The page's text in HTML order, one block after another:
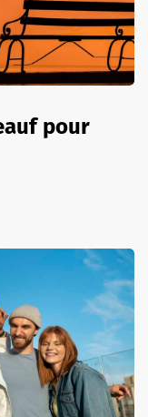
pour